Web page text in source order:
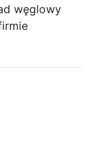
węglowy